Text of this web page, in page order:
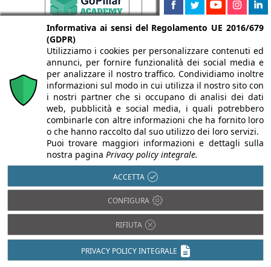
Informativa ai sensi del Regolamento UE 2016/679
(GDPR)
Utilizziamo i cookies per personalizzare contenuti ed
annunci, per fornire funzionalità dei social media e
per analizzare il nostro traffico. Condividiamo inoltre
informazioni sul modo in cui utilizza il nostro sito con
i nostri partner che si occupano di analisi dei dati
web, pubblicità e social media, i quali potrebbero
combinarle con altre informazioni che ha fornito loro
o che hanno raccolto dal suo utilizzo dei loro servizi.
Puoi trovare maggiori informazioni e dettagli sulla
nostra pagina Privacy policy integrale.
ACCETTA
CONFIGURA
RIFIUTA
PRIVACY POLICY INTEGRALE